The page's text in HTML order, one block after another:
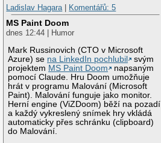
Ladislav Hagara
Komentářů: 5
MS Paint Doom
dnes 12:44 | Humor
Mark Russinovich (CTO v Microsoft
Azure) se na LinkedIn pochlubil
svým
projektem MS Paint Doom
napsaným
pomocí Claude. Hru Doom umožňuje
hrát v programu Malování (Microsoft
Paint). Malování funguje jako monitor.
Herní engine (ViZDoom) běží na pozadí
a každý vykreslený snímek hry vkládá
automaticky přes schránku (clipboard)
do Malování.